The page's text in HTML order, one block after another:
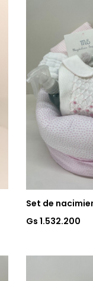
Set de
Gs 1.532.200